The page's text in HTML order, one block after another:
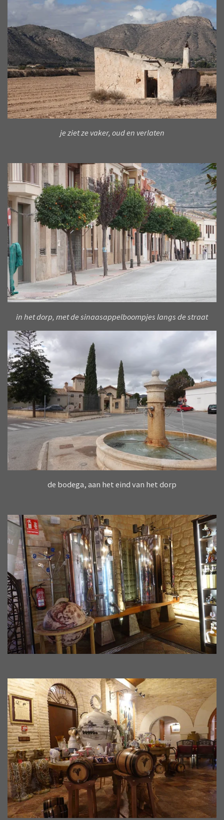
je ziet ze vaker, oud en verlaten
in het dorp, met de sinaasappelboompjes langs de straat
de bodega, aan het eind van het dorp